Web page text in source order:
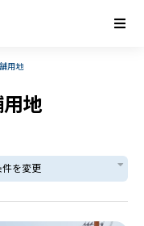
用地
地
件を変更